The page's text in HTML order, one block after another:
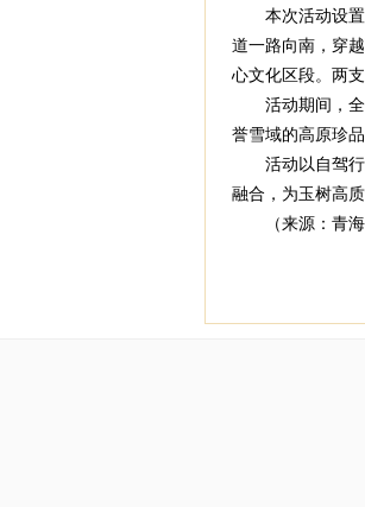
本次活动设置
道一路向南，穿
心文化区段。两
活动期间，全
誉雪域的高原珍
活动以自驾行
融合，为玉树高
（来源：青海